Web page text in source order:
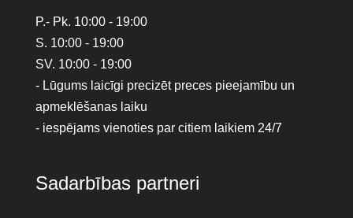
P.- Pk. 10:00 - 19:00
S. 10:00 - 19:00
SV. 10:00 - 19:00
- Lūgums laicīgi precizēt preces pieejamību un
apmeklēšanas laiku
- iespējams vienoties par citiem laikiem 24/7
Sadarbības partneri